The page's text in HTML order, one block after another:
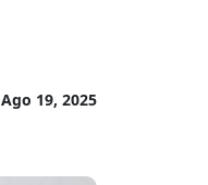
Ago 19, 2025